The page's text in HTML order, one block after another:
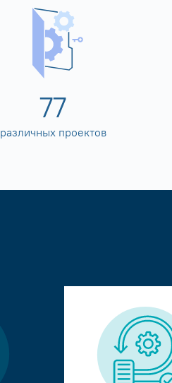
80
различных проектов